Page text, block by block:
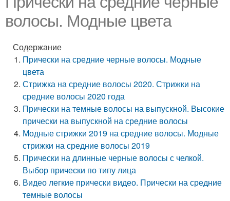
волосы. Модные цвета
Содержание
Прически на средние черные волосы. Модные
цвета
Стрижка на средние волосы 2020. Стрижки на
средние волосы 2020 года
Прически на темные волосы на выпускной. Высокие
прически на выпускной на средние волосы
Модные стрижки 2019 на средние волосы. Модные
стрижки на средние волосы 2019
Прически на длинные черные волосы с челкой.
Выбор прически по типу лица
Видео легкие прически видео. Прически на средние
темные волосы